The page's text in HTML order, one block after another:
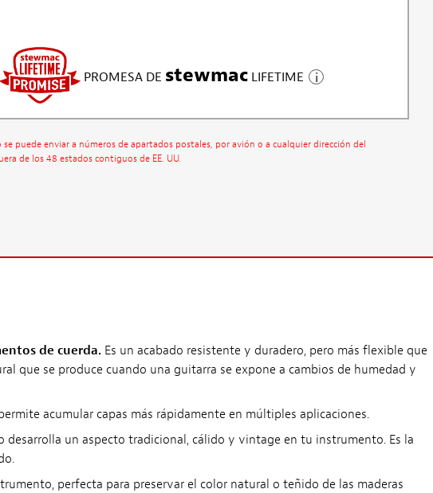
PROMESA DE stewmac LIFETIME
se puede enviar a números de apartados postales, por avión o a cualquier dirección del
de los 48 estados contiguos de EE. UU.
de cuerda.Es un acabado resistente y duradero, pero más flexible que
que se produce cuando una guitarra se expone a cambios de humedad y
acumular capas más rápidamente en múltiples aplicaciones.
un aspecto tradicional, cálido y vintage en tu instrumento. Es la
perfecta para preservar el color natural o teñido de las maderas